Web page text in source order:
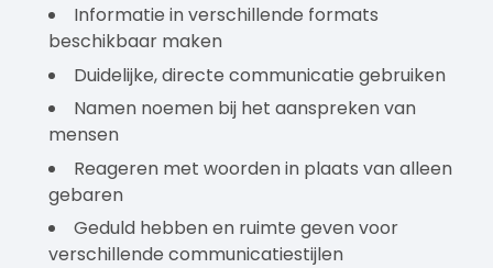
Informatie in verschillende formats
beschikbaar maken
Duidelijke, directe communicatie gebruiken
Namen noemen bij het aanspreken van
mensen
Reageren met woorden in plaats van alleen
gebaren
Geduld hebben en ruimte geven voor
verschillende communicatiestijlen